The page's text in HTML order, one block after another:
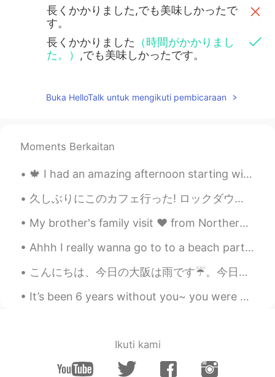
長くかかりました,でも美味しかったで
す。
長くかかりました
（時間がかかりまし
た。） ,でも美味しかったです。
Buka HelloTalk untuk mengikuti pembicaraan
Moments Berkaitan
🍁 I had an amazing afternoon starting with a solid bike ride to keep my exercise routine. It was ...
久しぶりにこのカフェ行った! ロックダウン終わったのにまだ閉まっていたから心配した。大抵ブラックコーヒーしか飲むけど今日の朝急にフラットホワイト飲みたかった。😅 家に帰りたくないけど1時間後に会...
My brother's family visit ❤ from Northern California. We are celebrating 🍾 my sister-in-law's bi...
Ahhh I really wanna go to to a beach party!! 🕺💃🏖️🕺💃🎶 Music by day when it was sunny 😎✨🌞🎶 reminds ...
こんにちは、今日の大阪は雨です☔️。今日は仕事忙しくないから、買い物に行きました。💕自分に何も買ってませんでしたが、友達の息子に服を買いました。もうすぐピアノの発表会ですので、カッコいいスーツを...
It’s been 6 years without you~ you were my entire childhood and all of my favourite films! You wi...
Ikuti kami